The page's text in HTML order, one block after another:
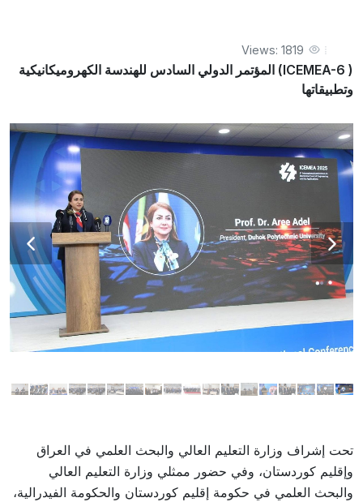
Views: 1819
( ICEMEA-6) المؤتمر الدولي السادس للهندسة الكهروميكانيكية
وتطبيقاتها
تحت إشراف وزارة التعليم العالي والبحث العلمي في العراق
وإقليم كوردستان، وفي حضور ممثلي وزارة التعليم العالي
والبحث العلمي في حكومة إقليم كوردستان والحكومة الفيدرالية،